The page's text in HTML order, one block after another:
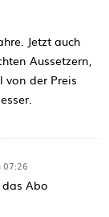
Jetzt auch
Aussetzern,
von der Preis
07:26
Abo